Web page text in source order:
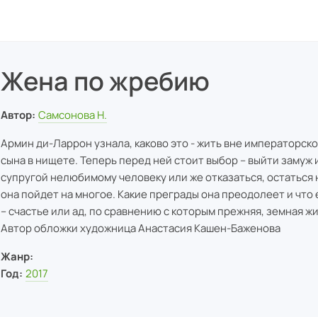
Жена по жребию
Автор: Самсонова Н.
Армин ди-Ларрон узнала, каково это - жить вне
сына в нищете. Теперь перед ней стоит выбор – выйти замуж
супругой нелюбимому человеку или же отказаться,
она пойдет на многое. Какие преграды она преодолеет и что
– счастье или ад, по сравнению с которым прежняя, земная
Автор обложки художница Анастасия Кашен-Баженова
Жанр:
Год: 2017